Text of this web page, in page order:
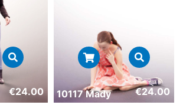
€24.00 10117 Mady €24.00